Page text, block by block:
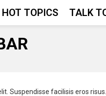
HOT TOPICS TALK
Suspendisse facilisis eros